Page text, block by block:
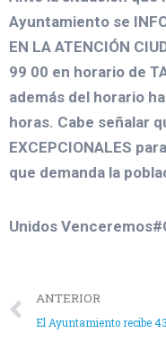
Ayuntamiento se
EN LA ATENCIÓN
99 00 en horario de
además del horario
horas. Cabe señalar
EXCEPCIONALES
que demanda la
Unidos
ANTERIOR